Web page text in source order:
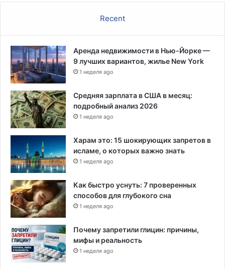
Recent
Аренда недвижимости в Нью-Йорке —
9 лучших вариантов, жилье New York
1 неделя ago
Средняя зарплата в США в месяц:
подробный анализ 2026
1 неделя ago
Харам это: 15 шокирующих запретов в
исламе, о которых важно знать
1 неделя ago
Как быстро уснуть: 7 проверенных
способов для глубокого сна
1 неделя ago
Почему запретили глицин: причины,
мифы и реальность
1 неделя ago